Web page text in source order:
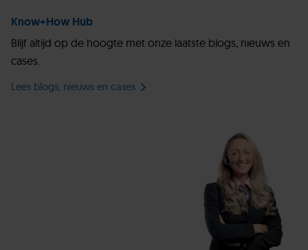
Know+How Hub
Blijf altijd op de hoogte met onze laatste blogs, nieuws en
cases.
Lees blogs, nieuws en cases